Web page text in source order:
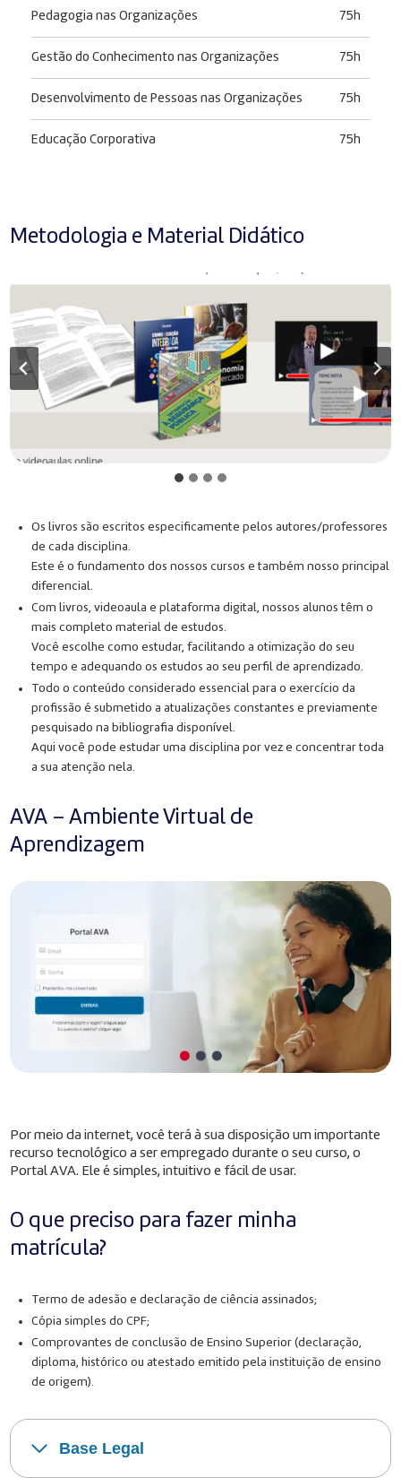
Pedagogia nas Organizações 75h
Gestão do Conhecimento nas Organizações 75h
Desenvolvimento de Pessoas nas Organizações 75h
Educação Corporativa 75h
Metodologia e Material Didático
Os livros são escritos especificamente pelos autores/professores
de cada disciplina.
Este é o fundamento dos nossos cursos e também nosso principal
diferencial.
Com livros, videoaula e plataforma digital, nossos alunos têm o
mais completo material de estudos.
Você escolhe como estudar, facilitando a otimização do seu
tempo e adequando os estudos ao seu perfil de aprendizado.
Todo o conteúdo considerado essencial para o exercício da
profissão é submetido a atualizações constantes e previamente
pesquisado na bibliografia disponível.
Aqui você pode estudar uma disciplina por vez e concentrar toda
a sua atenção nela.
AVA – Ambiente Virtual de
Aprendizagem
Por meio da internet, você terá à sua disposição um importante
recurso tecnológico a ser empregado durante o seu curso, o
Portal AVA. Ele é simples, intuitivo e fácil de usar.
O que preciso para fazer minha
matrícula?
Termo de adesão e declaração de ciência assinados;
Cópia simples do CPF;
Comprovantes de conclusão de Ensino Superior (declaração,
diploma, histórico ou atestado emitido pela instituição de ensino
de origem).
Base Legal